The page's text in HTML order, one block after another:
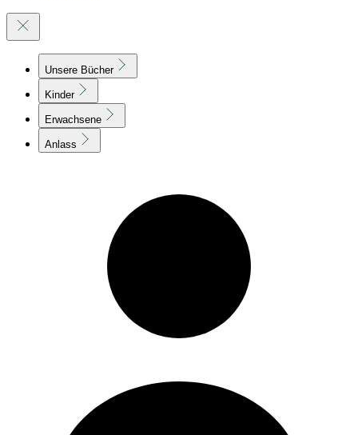
Unsere Bücher
Kinder
Erwachsene
Anlass